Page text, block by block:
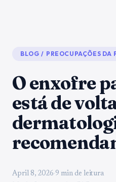
BLOG / PREOCUPAÇÕES DA
O enxofre
está de
April 8, 2026·9 min de leitura